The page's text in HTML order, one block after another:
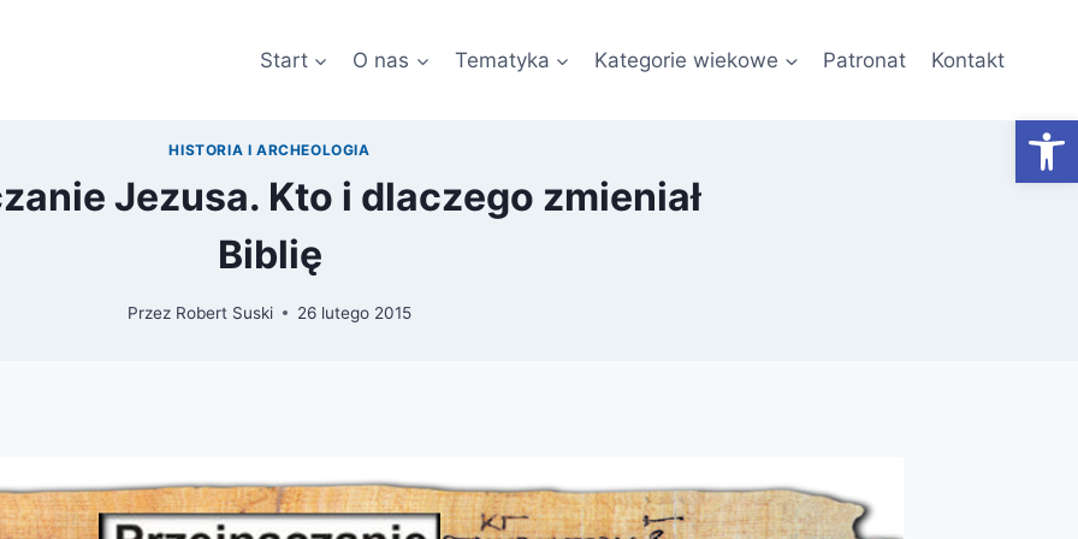
Start O nas Tematyka Kategorie wiekowe Patronat Kontakt
HISTORIA I ARCHEOLOGIA
Jezusa. Kto i dlaczego zmieniał
Biblię
Przez Robert Suski 26 lutego 2015